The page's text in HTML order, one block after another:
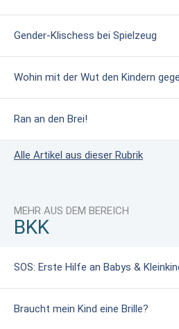
Gender-Klischess bei Spielzeug
Wohin mit der Wut den Kindern
Ran an den Brei!
Alle Artikel aus dieser Rubrik
MEHR AUS DEM BEREICH
BKK
SOS: Erste Hilfe an Babys &
Braucht mein Kind eine Brille?